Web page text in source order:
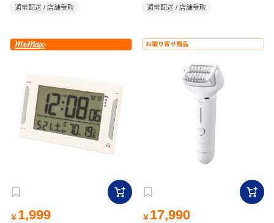
通常配送 / 店舗受取 通常配送 / 店舗受取
￥ 1,999
お取り寄せ商品
￥ 17,990